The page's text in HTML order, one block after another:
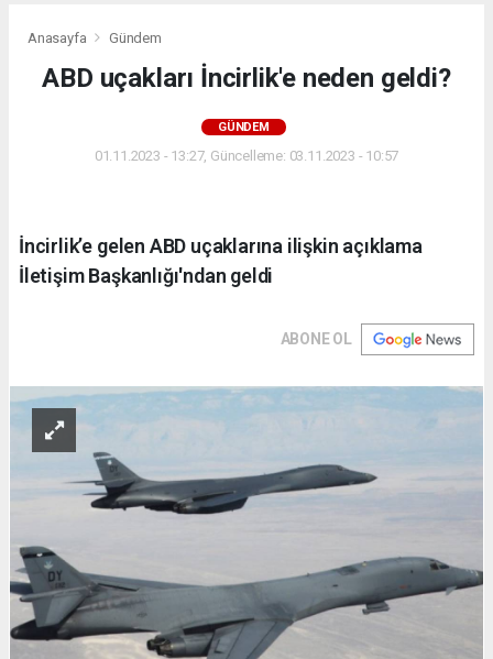
Anasayfa Gündem
ABD uçakları İncirlik'e neden geldi?
GÜNDEM
01.11.2023 - 13:27, Güncelleme: 03.11.2023 - 10:57
İncirlik’e gelen ABD uçaklarına ilişkin açıklama
İletişim Başkanlığı'ndan geldi
ABONE OL